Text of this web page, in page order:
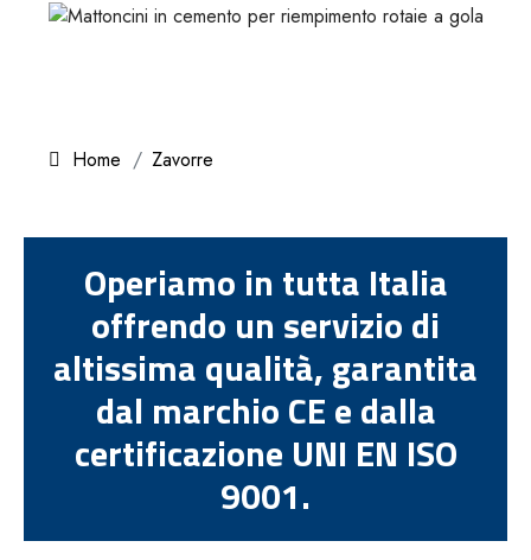
Home Zavorre
Operiamo in tutta Italia
offrendo un servizio di
altissima qualità, garantita
dal marchio CE e dalla
certificazione UNI EN ISO
9001.